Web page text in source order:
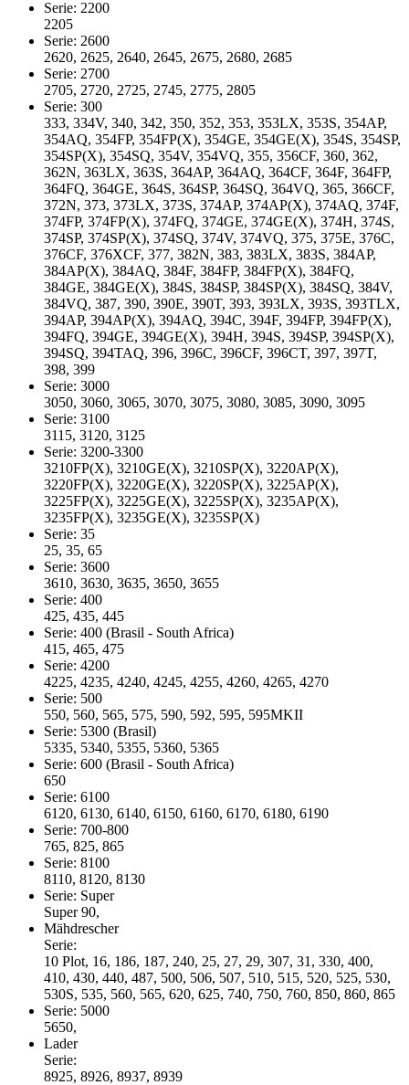
Serie: 2200
2205
Serie: 2600
2620, 2625, 2640, 2645, 2675, 2680, 2685
Serie: 2700
2705, 2720, 2725, 2745, 2775, 2805
Serie: 300
333, 334V, 340, 342, 350, 352, 353, 353LX, 353S, 354AP,
354AQ, 354FP, 354FP(X), 354GE, 354GE(X), 354S, 354SP,
354SP(X), 354SQ, 354V, 354VQ, 355, 356CF, 360, 362,
362N, 363LX, 363S, 364AP, 364AQ, 364CF, 364F, 364FP,
364FQ, 364GE, 364S, 364SP, 364SQ, 364VQ, 365, 366CF,
372N, 373, 373LX, 373S, 374AP, 374AP(X), 374AQ, 374F,
374FP, 374FP(X), 374FQ, 374GE, 374GE(X), 374H, 374S,
374SP, 374SP(X), 374SQ, 374V, 374VQ, 375, 375E, 376C,
376CF, 376XCF, 377, 382N, 383, 383LX, 383S, 384AP,
384AP(X), 384AQ, 384F, 384FP, 384FP(X), 384FQ,
384GE, 384GE(X), 384S, 384SP, 384SP(X), 384SQ, 384V,
384VQ, 387, 390, 390E, 390T, 393, 393LX, 393S, 393TLX,
394AP, 394AP(X), 394AQ, 394C, 394F, 394FP, 394FP(X),
394FQ, 394GE, 394GE(X), 394H, 394S, 394SP, 394SP(X),
394SQ, 394TAQ, 396, 396C, 396CF, 396CT, 397, 397T,
398, 399
Serie: 3000
3050, 3060, 3065, 3070, 3075, 3080, 3085, 3090, 3095
Serie: 3100
3115, 3120, 3125
Serie: 3200-3300
3210FP(X), 3210GE(X), 3210SP(X), 3220AP(X),
3220FP(X), 3220GE(X), 3220SP(X), 3225AP(X),
3225FP(X), 3225GE(X), 3225SP(X), 3235AP(X),
3235FP(X), 3235GE(X), 3235SP(X)
Serie: 35
25, 35, 65
Serie: 3600
3610, 3630, 3635, 3650, 3655
Serie: 400
425, 435, 445
Serie: 400 (Brasil - South Africa)
415, 465, 475
Serie: 4200
4225, 4235, 4240, 4245, 4255, 4260, 4265, 4270
Serie: 500
550, 560, 565, 575, 590, 592, 595, 595MKII
Serie: 5300 (Brasil)
5335, 5340, 5355, 5360, 5365
Serie: 600 (Brasil - South Africa)
650
Serie: 6100
6120, 6130, 6140, 6150, 6160, 6170, 6180, 6190
Serie: 700-800
765, 825, 865
Serie: 8100
8110, 8120, 8130
Serie: Super
Super 90,
Mähdrescher
Serie:
10 Plot, 16, 186, 187, 240, 25, 27, 29, 307, 31, 330, 400,
410, 430, 440, 487, 500, 506, 507, 510, 515, 520, 525, 530,
530S, 535, 560, 565, 620, 625, 740, 750, 760, 850, 860, 865
Serie: 5000
5650,
Lader
Serie:
8925, 8926, 8937, 8939